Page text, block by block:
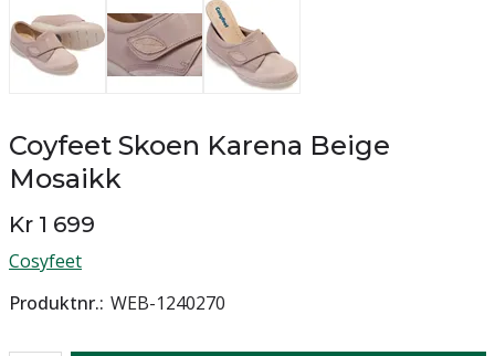
Coyfeet Skoen Karena Beige
Mosaikk
Kr 1 699
Cosyfeet
Produktnr. WEB-1240270